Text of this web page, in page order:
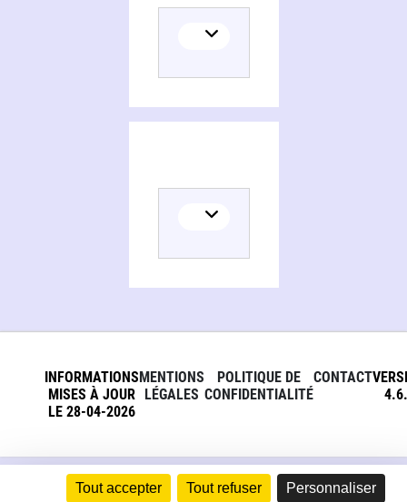
Tout accepter Tout refuser Personnaliser
INFORMATIONS
MISES À JOUR
LE 28-04-2026
MENTIONS
LÉGALES
POLITIQUE DE
CONFIDENTIALITÉ
CONTACT